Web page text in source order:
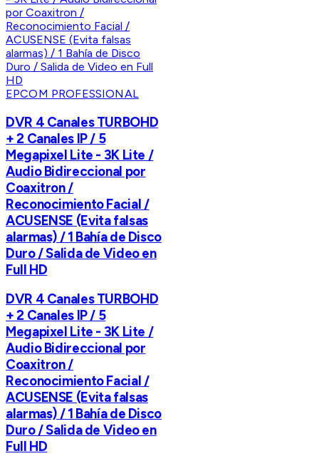
EPCOM PROFESSIONAL
DVR 4 Canales TURBOHD
+ 2 Canales IP / 5
Megapixel Lite - 3K Lite /
Audio Bidireccional por
Coaxitron /
Reconocimiento Facial /
ACUSENSE (Evita falsas
alarmas) / 1 Bahía de Disco
Duro / Salida de Video en
Full HD
DVR 4 Canales TURBOHD
+ 2 Canales IP / 5
Megapixel Lite - 3K Lite /
Audio Bidireccional por
Coaxitron /
Reconocimiento Facial /
ACUSENSE (Evita falsas
alarmas) / 1 Bahía de Disco
Duro / Salida de Video en
Full HD